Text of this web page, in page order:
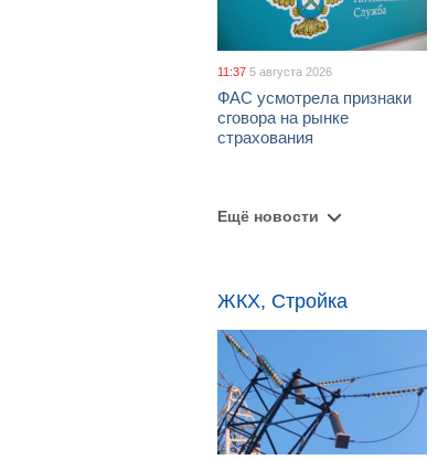
11:37 5 августа 2026
ФАС усмотрела признаки
сговора на рынке
страхования
Ещё новости
ЖКХ, Стройка